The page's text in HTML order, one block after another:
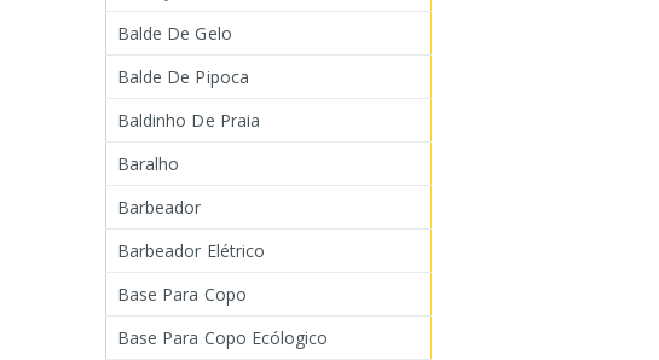
Balde De Gelo
Balde De Pipoca
Baldinho De Praia
Baralho
Barbeador
Barbeador Elétrico
Base Para Copo
Base Para Copo Ecólogico